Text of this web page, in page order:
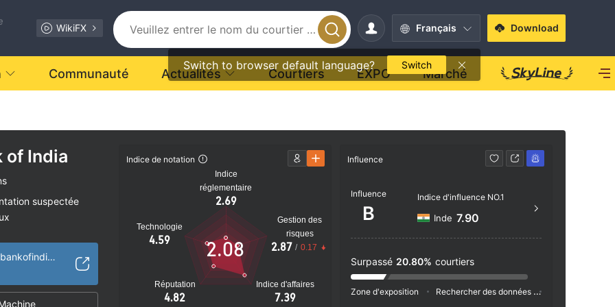
WikiFX Français
Switch to browser default language? Switch
Download
Communauté Actualités Courtiers EXPO Marché
of India
suspectée
https://www.unionbankofindia.co.in/english/home.aspx
Indice de notation
Indice
réglementaire
2.69
Technologie
4.59
Réputation
4.82
Indice d'affaires
7.39
Gestion des
risques
2.87 / 0.17
2.08
Influence
Influence
B
Indice d'influence NO.1
Inde 7.90
Surpassé 20.80% courtiers
Zone d'exposition Rechercher des données